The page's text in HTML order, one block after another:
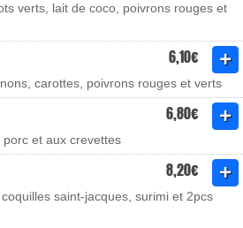
verts, lait de coco, poivrons rouges et
6,10€
carottes, poivrons rouges et verts
6,80€
et aux crevettes
8,20€
saint-jacques, surimi et 2pcs